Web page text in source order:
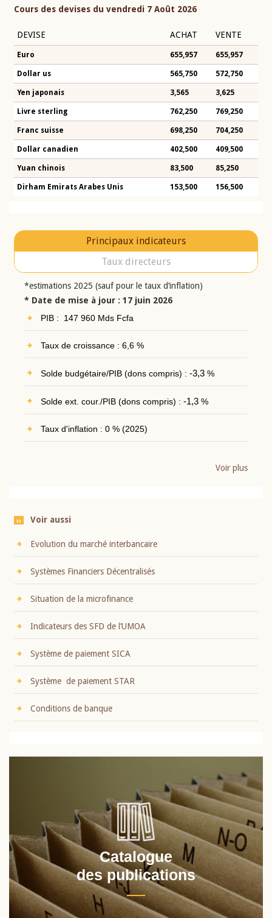
Cours des devises du vendredi 7 Août 2026
DEVISE ACHAT VENTE
Euro 655,957 655,957
Dollar us 565,750 572,750
Yen japonais 3,565 3,625
Livre sterling 762,250 769,250
Franc suisse 698,250 704,250
Dollar canadien 402,500 409,500
Yuan chinois 83,500 85,250
Dirham Emirats Arabes Unis 153,500 156,500
Principaux indicateurs
Taux directeurs
*estimations 2025 (sauf pour le taux d’inflation)
* Date de mise à jour : 17 juin 2026
PIB : 147 960 Mds Fcfa
Taux de croissance : 6,6 %
Solde budgétaire/PIB (dons compris) : -3,3%
Solde ext. cour./PIB (dons compris) : -1,3%
Taux d'inflation : 0 % (2025)
Voir plus
Voir aussi
Evolution du marché interbancaire
Systèmes Financiers Décentralisés
Situation de la microfinance
Indicateurs des SFD de l’UMOA
Système de paiement SICA
Système de paiement STAR
Conditions de banque
Catalogue
des publications